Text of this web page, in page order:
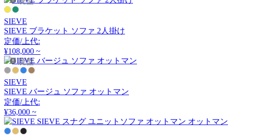
artek
アルテック
アルテミデ
SIEVE
SIEVE ブラケット ソファ 2人掛け
定価/上代:
¥108,000 ~
廃盤
SIEVE
SIEVE バージュ ソファ オットマン
定価/上代:
¥36,000 ~